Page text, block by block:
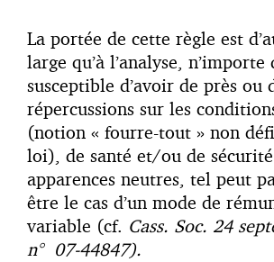
La portée de cette règle est
large qu’à l’analyse,
susceptible d’avoir de près ou
répercussions sur les
(notion « fourre-tout » non
loi), de santé et/ou de
apparences neutres, tel peut
être le cas d’un mode de
variable (cf. Cass. Soc. 24
n° 07-44847).